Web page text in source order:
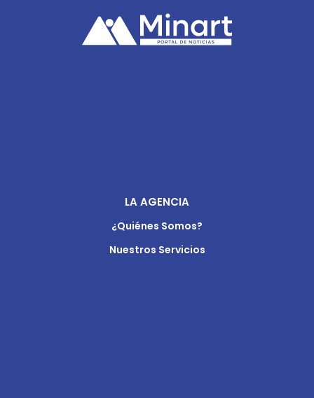
LA AGENCIA
¿Quiénes Somos?
Nuestros Servicios